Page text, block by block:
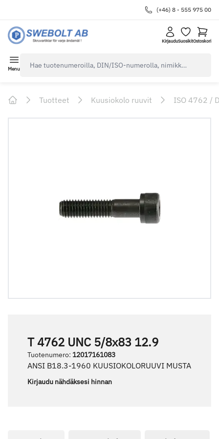
(+46) 8 - 555 975 00
KirjauduSuosikitOstoskori
Menu
Tuotteet Kuusiokolo ruuvit ISO 4762 /
T 4762 UNC 5/8x83 12.9
Tuotenumero: 12017161083
ANSI B18.3-1960 KUUSIOKOLORUUVI MUSTA
Kirjaudu nähdäksesi hinnan